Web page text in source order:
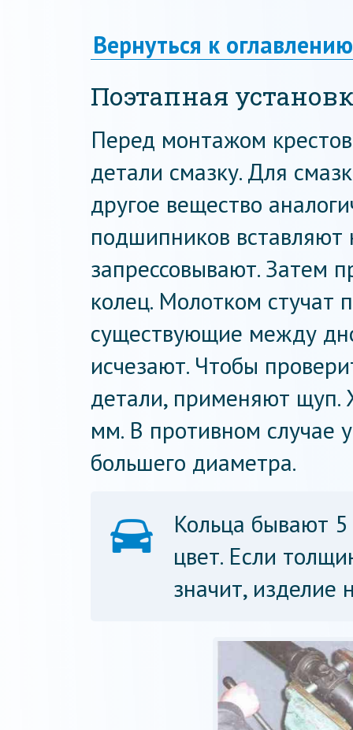
Вернуться к оглавлению
Поэтапная
Перед монтажом
детали смазку. Для
другое вещество
подшипников вставляют
запрессовывают. Затем
колец. Молотком стучат
существующие между
исчезают. Чтобы
детали, применяют
мм. В противном случае
большего диаметра.
Кольца бывают
цвет. Если
значит, изделие